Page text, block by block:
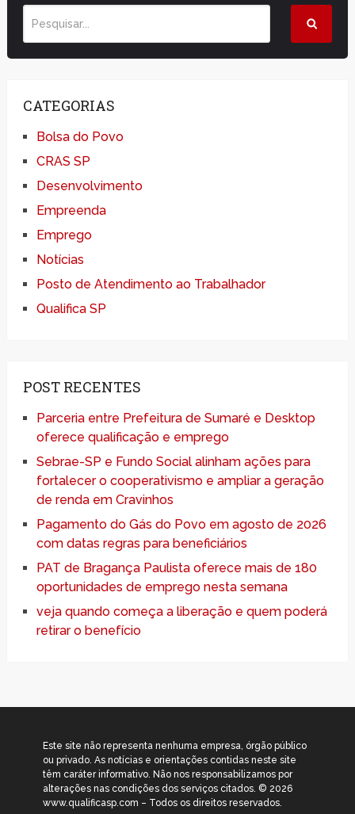
CATEGORIAS
Bolsa do Povo
CRAS SP
Desenvolvimento
Empreenda
Emprego
Notícias
Posto de Atendimento ao Trabalhador
Qualifica SP
POST RECENTES
Parceria entre Prefeitura de Sumaré e Desktop
oferece qualificação e emprego
Sebrae-SP e Fundo Social alinham ações para
fortalecer o cooperativismo e ampliar a geração
de renda em Cravinhos
Pagamento do Gás do Povo em agosto de 2026
com datas regras para beneficiários
PAT de Bragança Paulista oferece mais de 180
oportunidades de emprego nesta semana
veja quando começa a liberação e quem poderá
retirar o benefício
Este site não representa nenhuma empresa, órgão público
ou privado. As notícias e orientações contidas neste site
têm caráter informativo. Não nos responsabilizamos por
alterações nas condições dos serviços citados. © 2026
www.qualificasp.com – Todos os direitos reservados.